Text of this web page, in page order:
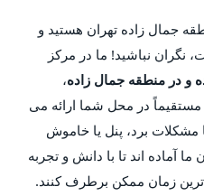
جمال زاده تهران هستید و
نگران نباشید! ما در مرکز
و در منطقه جمال زاده،
در محل شما ارائه می
مشکلات برد، پنل یا خاموش
آماده اند تا با دانش و تجربه
زمان ممکن برطرف کنند.